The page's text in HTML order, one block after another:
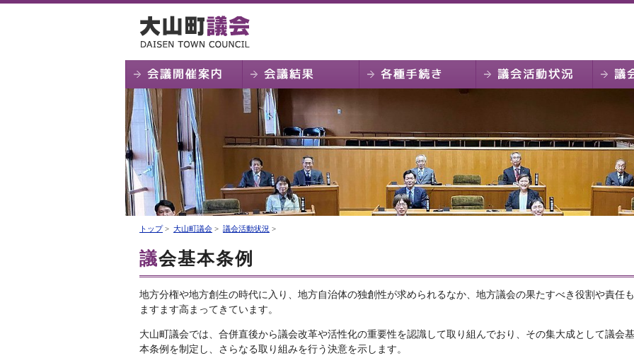
トップ> 大山町議会 > 議会活動状況 >
議会基本条例
地方分権や地方創生の時代に入り、地方自治体の独創性が求められるなか、地方議会の果たすべき役割や責任も
ますます高まってきています。
大山町議会では、合併直後から議会改革や活性化の重要性を認識して取り組んでおり、その集大成として議会基
本条例を制定し、さらなる取り組みを行う決意を示します。